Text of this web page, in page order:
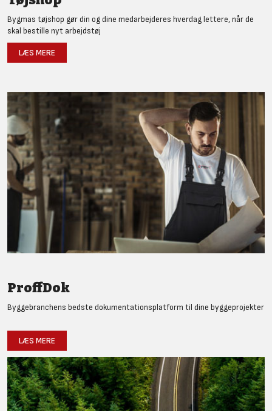
Bygmas tøjshop gør din og dine medarbejderes hverdag lettere, når de
skal bestille nyt arbejdstøj
LÆS MERE
ProffDok
Byggebranchens bedste dokumentationsplatform til dine byggeprojekter
LÆS MERE